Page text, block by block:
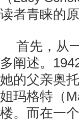
读者青睐的原
首先，从
多阐述。
她的父亲奥
姐玛格特（
楼。而在一